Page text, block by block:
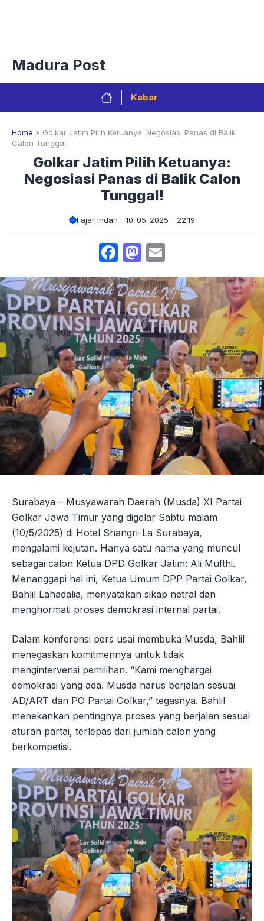
Madura Post
Kabar
Home » Golkar Jatim Pilih Ketuanya: Negosiasi Panas di Balik
Calon Tunggal!
Golkar Jatim Pilih Ketuanya:
Negosiasi Panas di Balik Calon
Tunggal!
Fajar Indah 10-05-2025 - 22.19
Facebook
Mastodon
Surabaya – Musyawarah Daerah (Musda) XI Partai
Golkar Jawa Timur yang digelar Sabtu malam
(10/5/2025) di Hotel Shangri-La Surabaya,
mengalami kejutan. Hanya satu nama yang muncul
sebagai calon Ketua DPD Golkar Jatim: Ali Mufthi.
Menanggapi hal ini, Ketua Umum DPP Partai Golkar,
Bahlil Lahadalia, menyatakan sikap netral dan
menghormati proses demokrasi internal partai.
Dalam konferensi pers usai membuka Musda, Bahlil
menegaskan komitmennya untuk tidak
mengintervensi pemilihan. “Kami menghargai
demokrasi yang ada. Musda harus berjalan sesuai
AD/ART dan PO Partai Golkar,” tegasnya. Bahlil
menekankan pentingnya proses yang berjalan sesuai
aturan partai, terlepas dari jumlah calon yang
berkompetisi.